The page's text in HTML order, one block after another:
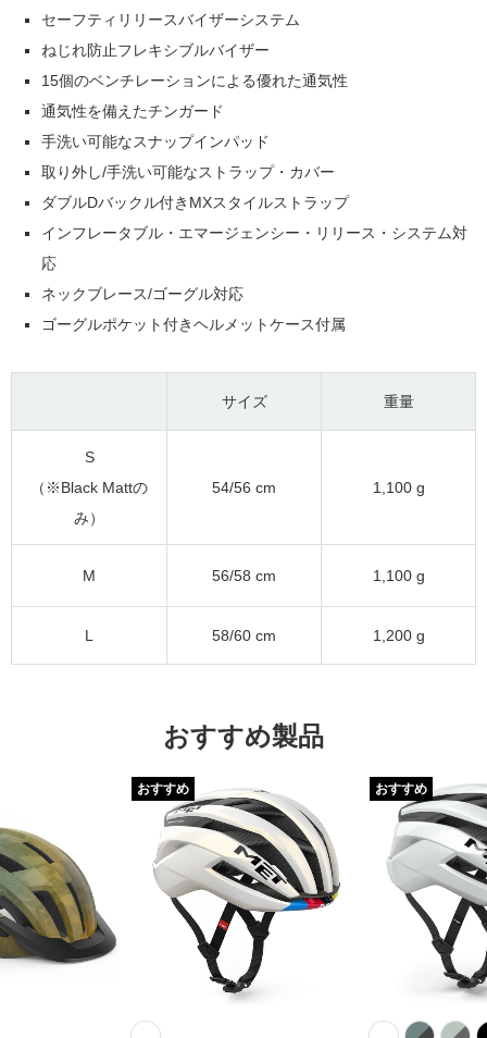
セーフティリリースバイザーシステム
ねじれ防止フレキシブルバイザー
15個のベンチレーションによる優れた通気性
通気性を備えたチンガード
手洗い可能なスナップインパッド
取り外し/手洗い可能なストラップ・カバー
ダブルDバックル付きMXスタイルストラップ
インフレータブル・エマージェンシー・リリース・システム対
応
ネックブレース/ゴーグル対応
ゴーグルポケット付きヘルメットケース付属
サイズ 重量
S
（※Black Mattの
み）
54/56 cm 1,100 g
M 56/58 cm 1,100 g
L 58/60 cm 1,200 g
おすすめ製品
おすすめ おすすめ